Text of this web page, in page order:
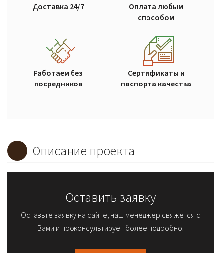
Доставка 24/7
Оплата любым
способом
Работаем без
посредников
Сертификаты и
паспорта качества
Описание проекта
Оставить заявку
Оставьте заявку на сайте, наш менеджер свяжется с
Вами и проконсультирует более подробно.